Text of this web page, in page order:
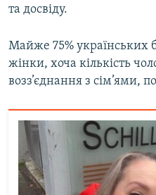
та досвіду.
Майже 75% українських
жінки, хоча кількість
возз’єднання з сім’ями,